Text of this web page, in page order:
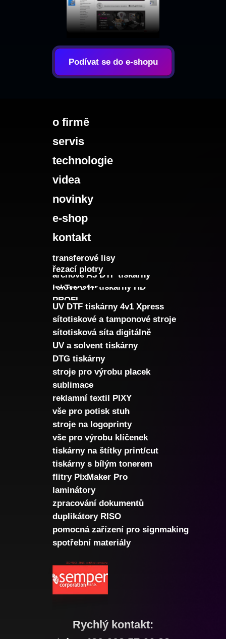
Podívat se do e-shopu
transferové lisy
řezací plotry
archové A3 DTF tiskárny
InkTransfer
sítotiskové a tamponové stroje
sítotisková síta digitálně
UV a solvent tiskárny
DTG tiskárny
stroje pro výrobu placek
sublimace
stroje na logoprinty
vše pro výrobu klíčenek
tiskárny na štítky print/cut
tiskárny s bílým tonerem
laminátory
zpracování dokumentů
pomocná zařízení pro signmaking
o firmě
servis
technologie
videa
kontakt
Rychlý kontakt:
vše pro potisk stuh
reklamní textil PIXY
flitry PixMaker Pro
duplikátory RISO
spotřební materiály
e-shop
novinky
UV DTF tiskárny 4v1 Xpress
rolové DTF tiskárny HD
PROFI